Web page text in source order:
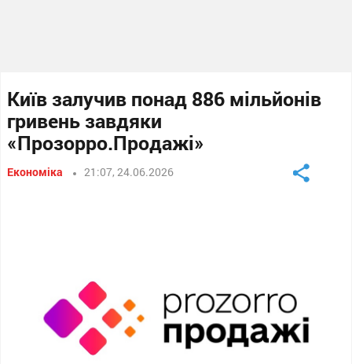
Київ залучив понад 886 мільйонів
гривень завдяки
«Прозорро.Продажі»
Економіка 21:07, 24.06.2026